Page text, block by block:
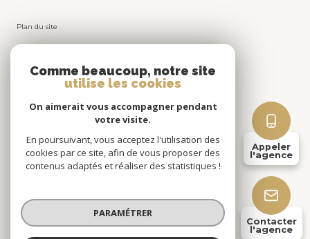
Appeler
l'agence
Contacter
l'agence
Plan du site
Cookies
© 2026 | Tous droits réservés
Comme beaucoup, notre site
utilise les cookies
On aimerait vous accompagner pendant
votre visite.
En poursuivant, vous acceptez l'utilisation des
cookies par ce site, afin de vous proposer des
contenus adaptés et réaliser des statistiques !
PARAMÉTRER